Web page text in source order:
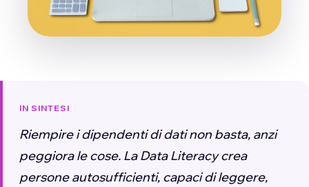
IN SINTESI
Riempire i dipendenti di dati non basta, anzi
peggiora le cose. La Data Literacy crea
persone autosufficienti, capaci di leggere,